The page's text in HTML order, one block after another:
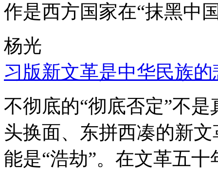
作是西方国家在“抹黑中
杨光
习版新文革是中华民族的
不彻底的“彻底否定”不
头换面、东拼西凑的新
能是“浩劫”。在文革五